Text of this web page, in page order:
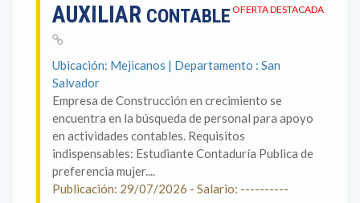
OFERTA DESTACADA
AUXILIAR CONTABLE
Ubicación: Mejicanos | Departamento : San
Salvador
Empresa de Construcción en crecimiento se
encuentra en la búsqueda de personal para apoyo
en actividades contables. Requisitos
indispensables: Estudiante Contaduría Publica de
preferencia mujer....
Publicación: 29/07/2026 - Salario: ----------